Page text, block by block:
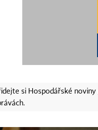
si Hospodářské noviny